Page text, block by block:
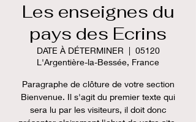
Les enseignes du
pays des Ecrins
DATE À DÉTERMINER
  |
05120
L'Argentière-la-Bessée, France
Paragraphe de clôture de votre section
Bienvenue. Il s'agit du premier texte qui
sera lu par les visiteurs, il doit donc